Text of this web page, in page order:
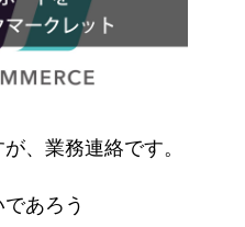
、業務連絡です。
あろう